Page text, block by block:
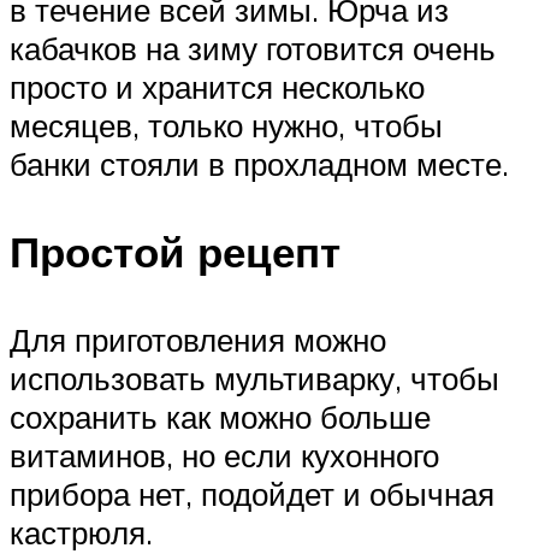
в течение всей зимы. Юрча из
кабачков на зиму готовится очень
просто и хранится несколько
месяцев, только нужно, чтобы
банки стояли в прохладном месте.
Простой рецепт
Для приготовления можно
использовать мультиварку, чтобы
сохранить как можно больше
витаминов, но если кухонного
прибора нет, подойдет и обычная
кастрюля.